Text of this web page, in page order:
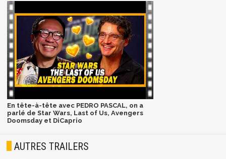
En tête-à-tête avec PEDRO PASCAL, on a
parlé de Star Wars, Last of Us, Avengers
Doomsday et DiCaprio
AUTRES TRAILERS